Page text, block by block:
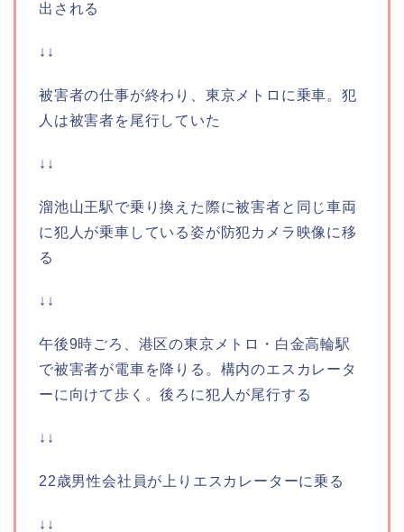
出される
↓↓
被害者の仕事が終わり、東京メトロに乗車。犯
人は被害者を尾行していた
↓↓
溜池山王駅で乗り換えた際に被害者と同じ車両
に犯人が乗車している姿が防犯カメラ映像に移
る
↓↓
午後9時ごろ、港区の東京メトロ・白金高輪駅
で被害者が電車を降りる。構内のエスカレータ
ーに向けて歩く。後ろに犯人が尾行する
↓↓
22歳男性会社員が上りエスカレーターに乗る
↓↓